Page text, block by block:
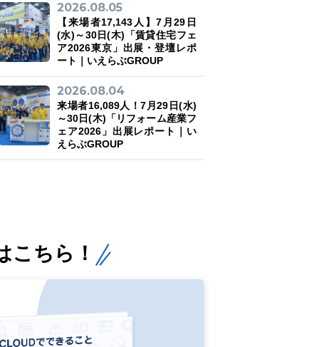
2026.08.05
【来場者17,143人】7月29日
(水)～30日(木)「賃貸住宅フェ
ア2026東京」出展・登壇レポ
ート｜いえらぶGROUP
2026.08.04
来場者16,089人！7月29日(水)
～30日(木)「リフォーム産業フ
ェア2026」出展レポート｜い
えらぶGROUP
こちら！